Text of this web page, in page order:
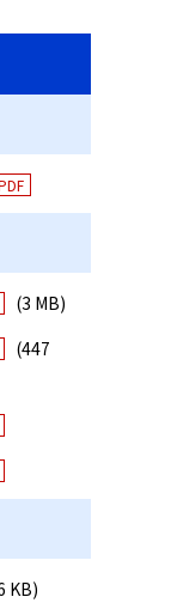
(3 MB)
(447
KB)